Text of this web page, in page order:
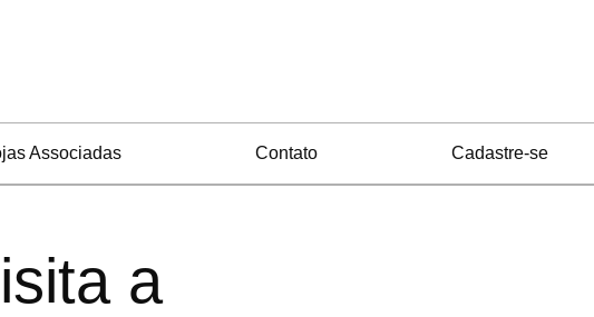
Associadas Contato Cadastre-se
a